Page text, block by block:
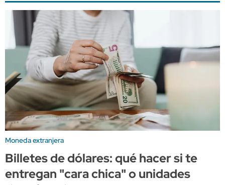
Moneda extranjera
Billetes de dólares: qué hacer si te
entregan "cara chica" o unidades